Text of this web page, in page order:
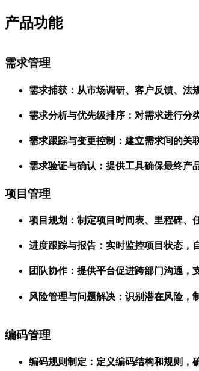
产品功能
需求管理
需求捕获：从市场调研、客户反馈、法
需求分析与优先级排序：对需求进行分
需求跟踪与变更控制：建立需求间的关
需求验证与确认：提供工具确保最终产
项目管理
项目规划：制定项目时间表、里程碑、
进度跟踪与报告：实时监控项目状态，
团队协作：提供平台促进跨部门沟通，
风险管理与问题解决：识别潜在风险，
编码管理
编码规则制定：定义编码结构和规则，